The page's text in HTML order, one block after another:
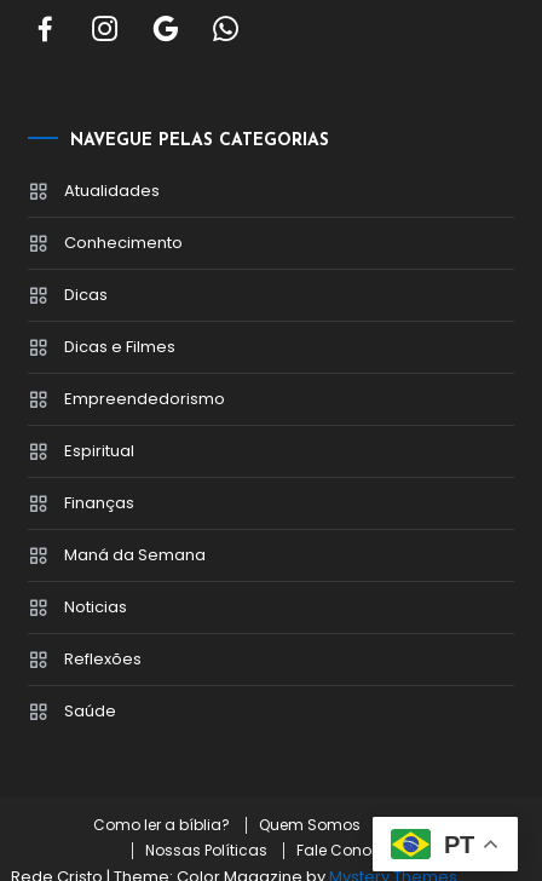
NAVEGUE PELAS CATEGORIAS
Atualidades
Conhecimento
Dicas
Dicas e Filmes
Empreendedorismo
Espiritual
Finanças
Maná da Semana
Noticias
Reflexões
Saúde
Como ler a bíblia? Quem Somos
Missões
Nossas Políticas
Fale Conosco PT